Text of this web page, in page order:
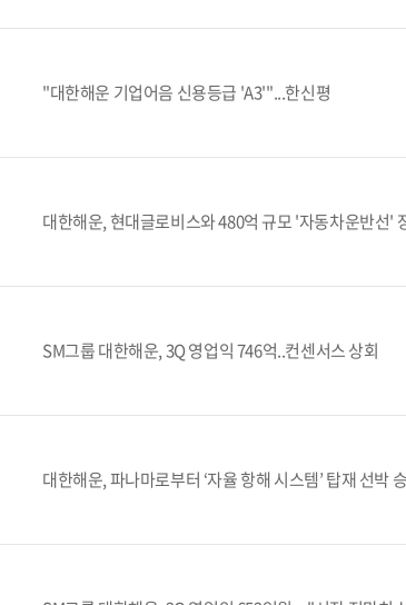
"대한해운 기업어음 신용등급 'A3'"...한신평
대한해운, 현대글로비스와 480억 규모 '자동차운반선'
SM그룹 대한해운, 3Q 영업익 746억..컨센서스 상회
대한해운, 파나마로부터 ‘자율 항해 시스템’ 탑재 선박